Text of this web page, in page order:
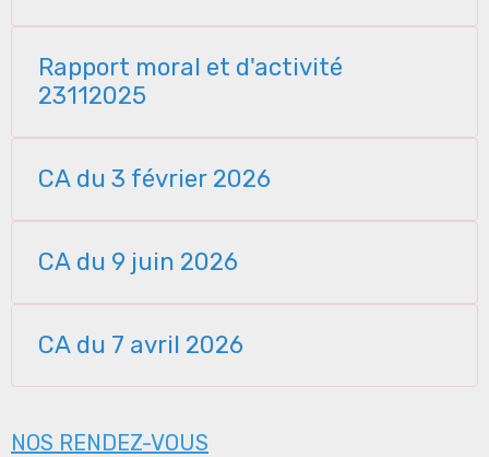
Rapport moral et d'activité
23112025
CA du 3 février 2026
CA du 9 juin 2026
CA du 7 avril 2026
NOS RENDEZ-VOUS